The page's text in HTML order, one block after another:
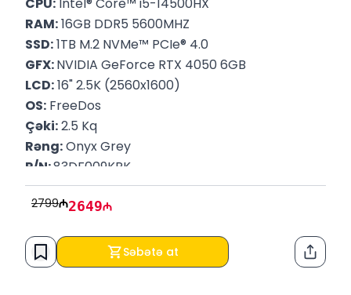
RAM: 16GB DDR5 5600MHZ
SSD: 1TB M.2 NVMe™ PCIe® 4.0
GFX: NVIDIA GeForce RTX 4050 6GB
LCD: 16" 2.5K (2560x1600)
OS: FreeDos
Çəki: 2.5 Kq
Rəng: Onyx Grey
P/N: 83DF009KRK
Zəmanət: 12 Ay
2799 2649
Səbətə at